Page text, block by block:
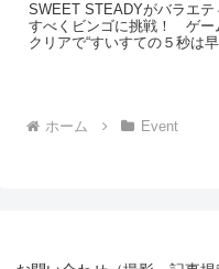
SWEET STEADYがバラエテ
すべくビンゴに挑戦！ ゲー
クリアで“すいすての５秒は
ホーム Event